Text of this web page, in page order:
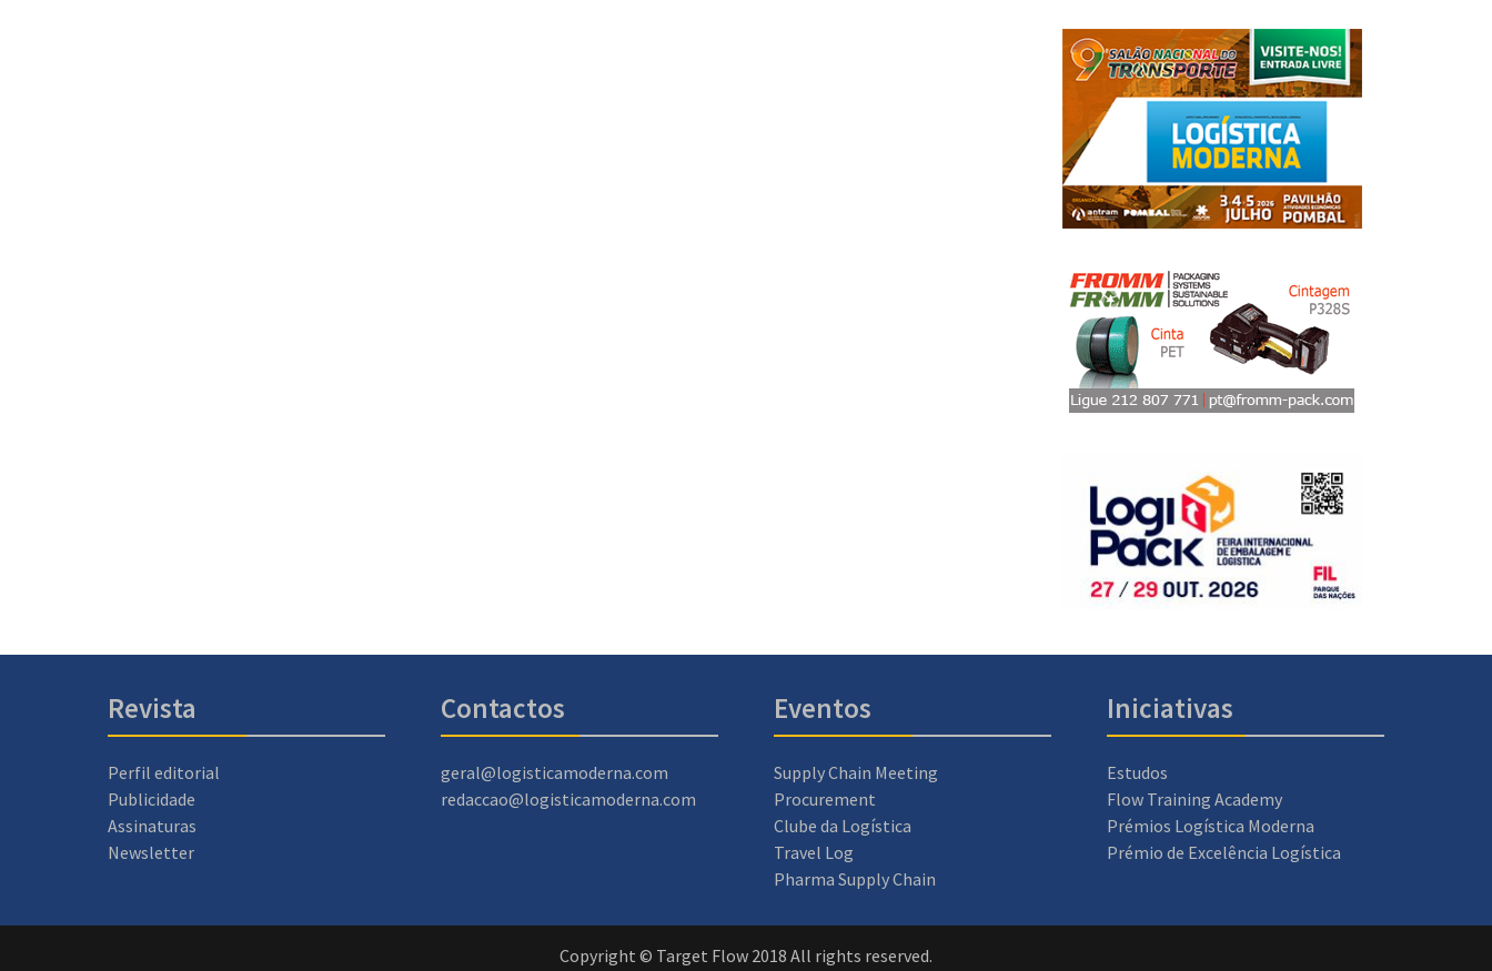
Revista
Perfil editorial
Publicidade
Assinaturas
Newsletter
Contactos
geral@logisticamoderna.com
redaccao@logisticamoderna.com
Eventos
Supply Chain Meeting
Procurement
Clube da Logística
Travel Log
Pharma Supply Chain
Iniciativas
Estudos
Flow Training Academy
Prémios Logística Moderna
Prémio de Excelência Logística
Copyright © Target Flow 2018 All rights reserved.